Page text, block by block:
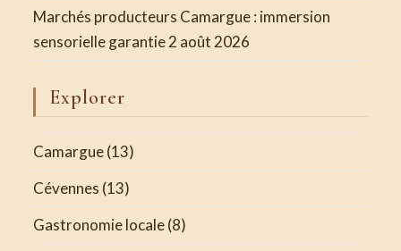
Marchés producteurs Camargue : immersion
sensorielle garantie2 août 2026
Explorer
Camargue(13)
Cévennes (13)
Gastronomie locale(8)